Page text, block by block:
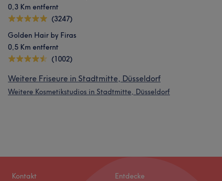
0,3 Km entfernt
(3247)
Golden Hair by Firas
0,5 Km entfernt
(1002)
Weitere Friseure in Stadtmitte, Düsseldorf
Weitere Kosmetikstudios in Stadtmitte, Düsseldorf
Kontakt Entdecke